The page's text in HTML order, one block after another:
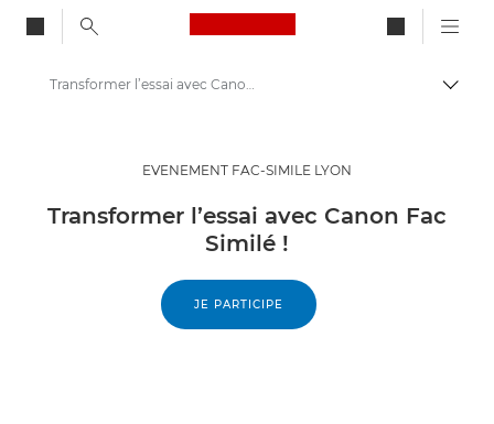
Canon Logo, back to
Solutions et services
Transformer l’essai avec Canon Fac Similé !
EVENEMENT FAC-SIMILE LYON
Transformer l’essai avec Canon Fac
Similé !
JE PARTICIPE